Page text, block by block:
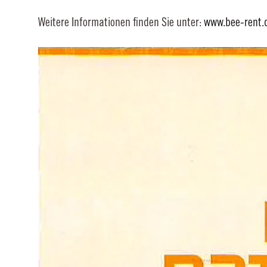
Weitere Informationen finden Sie unter: www.bee-